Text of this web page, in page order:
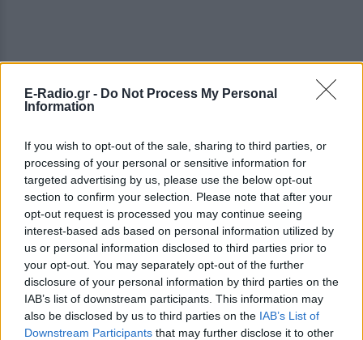
E-Radio.gr - Do Not Process My Personal
Information
If you wish to opt-out of the sale, sharing to third parties, or
processing of your personal or sensitive information for
targeted advertising by us, please use the below opt-out
section to confirm your selection. Please note that after your
opt-out request is processed you may continue seeing
interest-based ads based on personal information utilized by
us or personal information disclosed to third parties prior to
your opt-out. You may separately opt-out of the further
disclosure of your personal information by third parties on the
IAB’s list of downstream participants. This information may
also be disclosed by us to third parties on the IAB’s List of
Downstream Participants that may further disclose it to other
Οι τιμές διοδίων οι οποίες τροποποιούνται από
01.01.2019 απεικονίζονται με κόκκινο. Οι τιμές
μέσα στην παρένθεση – κάτω από τις κόκκινες -
απεικονίζουν τις σημερινές τιμές. Όλες οι
υπόλοιπες τιμές παραμένουν ίδιες.